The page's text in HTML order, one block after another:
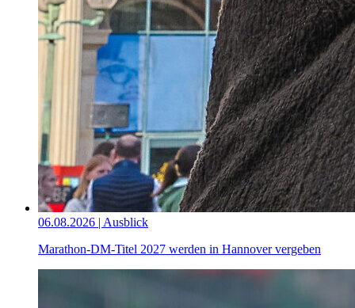
06.08.2026 | Ausblick
Marathon-DM-Titel 2027 werden in Hannover vergeben